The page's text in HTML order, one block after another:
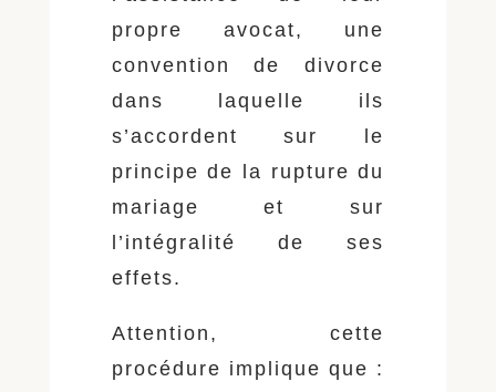
propre avocat, une
convention de divorce
dans laquelle ils
s’accordent sur le
principe de la rupture du
mariage et sur
l’intégralité de ses
effets.
Attention, cette
procédure implique que :